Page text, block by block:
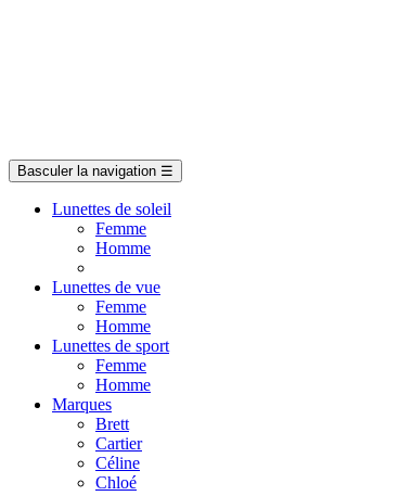
Basculer la navigation ☰
Lunettes de soleil
Femme
Homme
Lunettes de vue
Femme
Homme
Lunettes de sport
Femme
Homme
Marques
Brett
Cartier
Céline
Chloé